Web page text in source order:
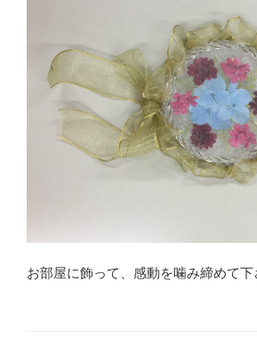
お部屋に飾って、感動を噛み締めて下